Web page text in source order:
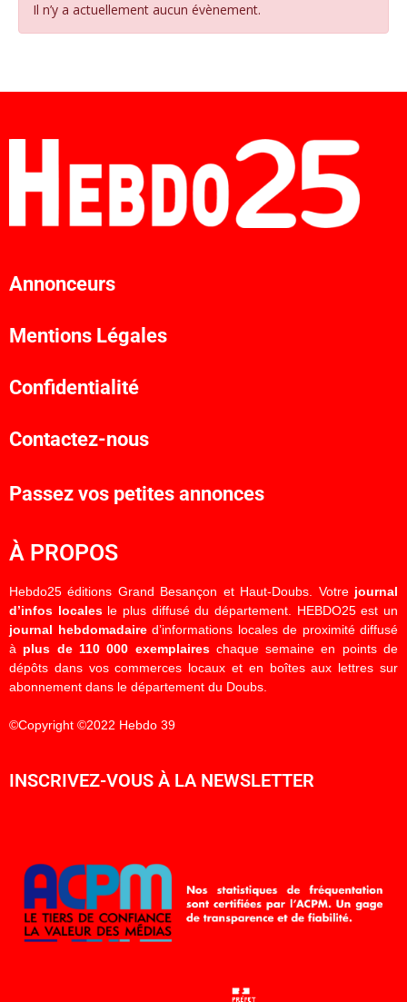
Il n’y a actuellement aucun évènement.
Annonceurs
Mentions Légales
Confidentialité
Contactez-nous
Passez vos petites annonces
À PROPOS
Hebdo25 éditions Grand Besançon et Haut-Doubs. Votre journal
d’infos localesle plus diffusé du département. HEBDO25 est un
journal hebdomadaired’informations locales de proximité diffusé
à plus de 110 000 exemplaireschaque semaine en points de
dépôts dans vos commerces locaux et en boîtes aux lettres sur
abonnement dans le département du Doubs.
©Copyright ©2022 Hebdo 39
INSCRIVEZ-VOUS À LA NEWSLETTER